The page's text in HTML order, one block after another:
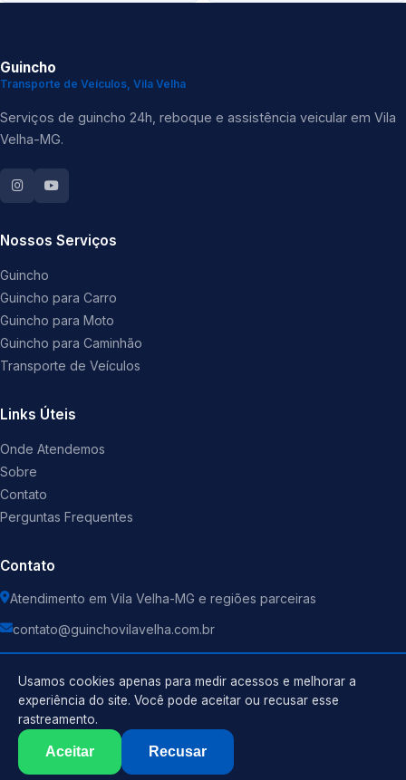
Guincho
Transporte de Veículos, Vila Velha
Serviços de guincho 24h, reboque e assistência veicular em Vila
Velha-MG.
Nossos Serviços
Guincho
Guincho para Carro
Guincho para Moto
Guincho para Caminhão
Transporte de Veículos
Links Úteis
Onde Atendemos
Sobre
Contato
Perguntas Frequentes
Contato
Atendimento em Vila Velha-MG e regiões parceiras
contato@guinchovilavelha.com.br
Guincho . Todos os direitos reservados.
Usamos cookies apenas para medir acessos e melhorar a
experiência do site. Você pode aceitar ou recusar esse
rastreamento.
Aceitar Recusar